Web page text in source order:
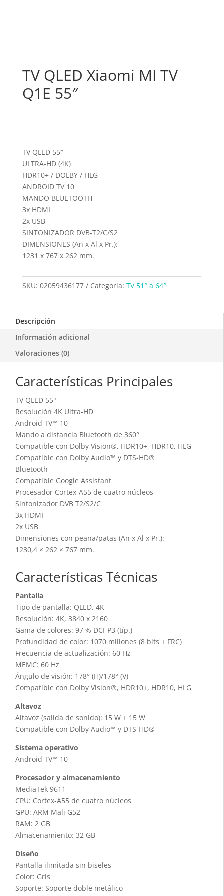
TV QLED Xiaomi MI TV
Q1E 55″
TV QLED 55″
ULTRA-HD (4K)
HDR10+ / DOLBY / HLG
ANDROID TV 10
MANDO BLUETOOTH
3x HDMI
2x USB
SINTONIZADOR DVB-T2/C/S2
DIMENSIONES (An x Al x Pr.):
1231 x 767 x 262 mm.
SKU: 02059436177 Categoría: TV 51″ a 64″
Descripción
Información adicional
Valoraciones (0)
Características Principales
TV QLED 55"
Resolución 4K Ultra-HD
Android TV™ 10
Mando a distancia Bluetooth de 360°
Compatible con Dolby Vision®, HDR10+, HDR10, HLG
Compatible con Dolby Audio™ y DTS-HD®
Bluetooth
Compatible Google Assistant
Procesador Cortex-A55 de cuatro núcleos
Sintonizador DVB T2/S2/C
3x HDMI
2x USB
Dimensiones con peana/patas (An x Al x Pr.):
1230,4 × 262 × 767 mm.
Características Técnicas
Pantalla
Tipo de pantalla: QLED, 4K
Resolución: 4K, 3840 x 2160
Gama de colores: 97 % DCI-P3 (típ.)
Profundidad de color: 1070 millones (8 bits + FRC)
Frecuencia de actualización: 60 Hz
MEMC: 60 Hz
Ángulo de visión: 178° (H)/178° (V)
Compatible con Dolby Vision®, HDR10+, HDR10, HLG
Altavoz
Altavoz (salida de sonido): 15 W + 15 W
Compatible con Dolby Audio™ y DTS-HD®
Sistema operativo
Android TV™ 10
Procesador y almacenamiento
MediaTek 9611
CPU: Cortex-A55 de cuatro núcleos
GPU: ARM Mali G52
RAM: 2 GB
Almacenamiento: 32 GB
Diseño
Pantalla ilimitada sin biseles
Color: Gris
Soporte: Soporte doble metálico